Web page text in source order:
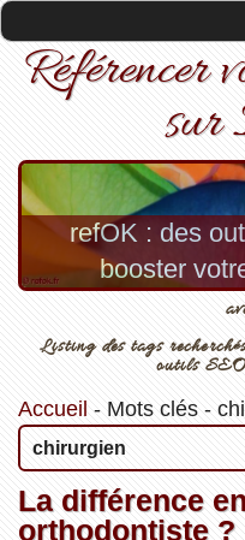
Référencer
sur
refOK : des
booster
Listing des tags
outils
Accueil - Mots clés-
chirurgien
La différence
orthodontiste ?